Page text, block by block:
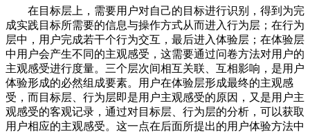
在目标层上，需要用户对自己的目标进行识别，得到为完
成实践目标所需要的信息与操作方式从而进入行为层；在行为
层中，用户完成若干个行为交互，最后进入体验层；在体验层
中用户会产生不同的主观感受，这需要通过问卷方法对用户的
主观感受进行度量。三个层次间相互关联、互相影响，是用户
体验形成的必然组成要素。用户在体验层形成最终的主观感
受，而目标层、行为层即是用户主观感受的原因，又是用户主
观感受的客观记录，通过对目标层、行为层的分析，可以获取
用户相应的主观感受。这一点在后面所提出的用户体验方法中